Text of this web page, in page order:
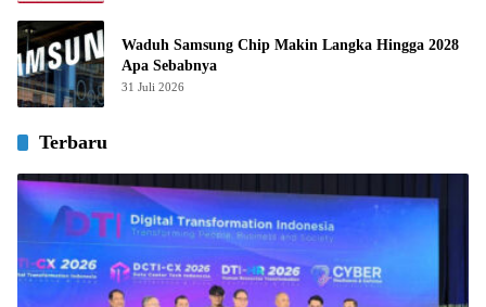
Waduh Samsung Chip Makin Langka Hingga 2028
Apa Sebabnya
31 Juli 2026
Terbaru